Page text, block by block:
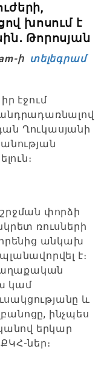
խոսում է
Թորոսյան
ի տելեգրամ
էջում
Ղուկասյանի
փորձի
ռուսների
անկախ
է։
կամ
և
ինչպես
երկար
ներ։